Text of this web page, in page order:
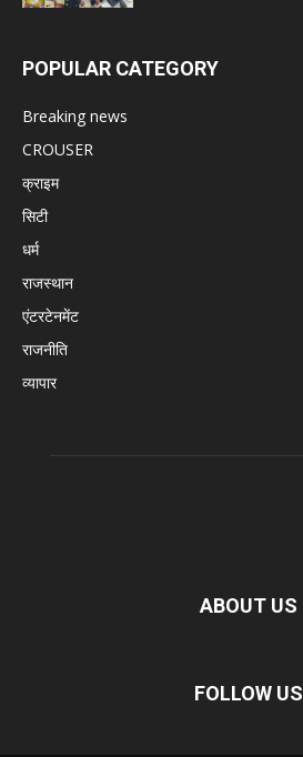
POPULAR CATEGORY
Breaking news
CROUSER
क्राइम
सिटी
धर्म
राजस्थान
एंटरटेनमेंट
राजनीति
व्यापार
ABOUT US
FOLLOW US